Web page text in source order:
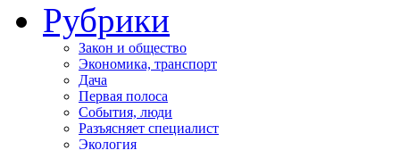
Рубрики
Закон и общество
Экономика, транспорт
Дача
Первая полоса
События, люди
Разъясняет специалист
Экология